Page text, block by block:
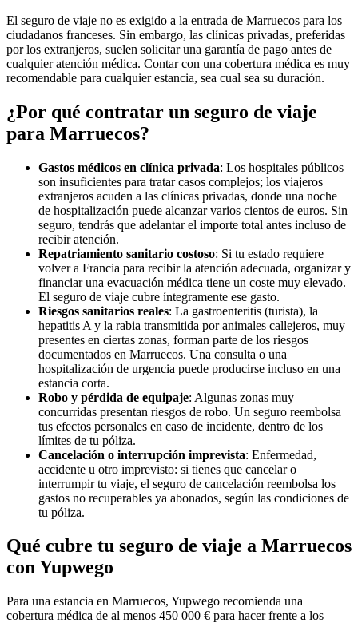
El seguro de viaje no es exigido a la entrada de Marruecos para los
ciudadanos franceses. Sin embargo, las clínicas privadas, preferidas
por los extranjeros, suelen solicitar una garantía de pago antes de
cualquier atención médica. Contar con una cobertura médica es muy
recomendable para cualquier estancia, sea cual sea su duración.
¿Por qué contratar un seguro de viaje
para Marruecos?
Gastos médicos en clínica privada: Los hospitales públicos
son insuficientes para tratar casos complejos; los viajeros
extranjeros acuden a las clínicas privadas, donde una noche
de hospitalización puede alcanzar varios cientos de euros. Sin
seguro, tendrás que adelantar el importe total antes incluso de
recibir atención.
Repatriamiento sanitario costoso: Si tu estado requiere
volver a Francia para recibir la atención adecuada, organizar y
financiar una evacuación médica tiene un coste muy elevado.
El seguro de viaje cubre íntegramente ese gasto.
Riesgos sanitarios reales: La gastroenteritis (turista), la
hepatitis A y la rabia transmitida por animales callejeros, muy
presentes en ciertas zonas, forman parte de los riesgos
documentados en Marruecos. Una consulta o una
hospitalización de urgencia puede producirse incluso en una
estancia corta.
Robo y pérdida de equipaje: Algunas zonas muy
concurridas presentan riesgos de robo. Un seguro reembolsa
tus efectos personales en caso de incidente, dentro de los
límites de tu póliza.
Cancelación o interrupción imprevista: Enfermedad,
accidente u otro imprevisto: si tienes que cancelar o
interrumpir tu viaje, el seguro de cancelación reembolsa los
gastos no recuperables ya abonados, según las condiciones de
tu póliza.
Qué cubre tu seguro de viaje a Marruecos
con Yupwego
Para una estancia en Marruecos, Yupwego recomienda una
cobertura médica de al menos 450 000 € para hacer frente a los